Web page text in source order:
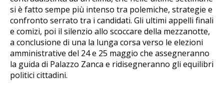
si è fatto sempe più intenso tra polemiche, strategie e
confronto serrato tra i candidati. Gli ultimi appelli finali
e comizi, poi il silenzio allo scoccare della mezzanotte,
a conclusione di una la lunga corsa verso le elezioni
amministrative del 24 e 25 maggio che assegneranno
la guida di Palazzo Zanca e ridisegneranno gli equilibri
politici cittadini.